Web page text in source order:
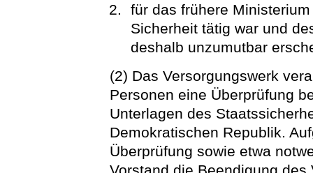
für das frühere
Sicherheit tätig war und
deshalb unzumutbar
(2) Das Versorgungswerk
Personen eine Überprüfung
Unterlagen des
Demokratischen Republik.
Überprüfung sowie etwa
Vorstand die Beendigung